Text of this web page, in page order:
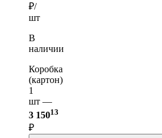
₽/
шт
В
наличии
Коробка
(картон)
1
шт —
3 15013
₽